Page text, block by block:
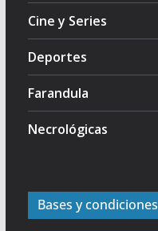
Cine y Series
Deportes
Farandula
Necrológicas
Bases y condiciones